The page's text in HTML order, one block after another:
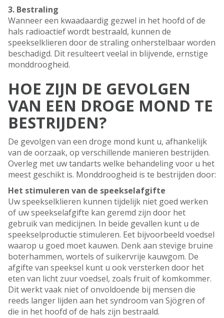
3. Bestraling
Wanneer een kwaadaardig gezwel in het hoofd of de
hals radioactief wordt bestraald, kunnen de
speekselklieren door de straling onherstelbaar worden
beschadigd. Dit resulteert veelal in blijvende, ernstige
monddroogheid.
HOE ZIJN DE GEVOLGEN
VAN EEN DROGE MOND TE
BESTRIJDEN?
De gevolgen van een droge mond kunt u, afhankelijk
van de oorzaak, op verschillende manieren bestrijden.
Overleg met uw tandarts welke behandeling voor u het
meest geschikt is. Monddroogheid is te bestrijden door:
Het stimuleren van de speekselafgifte
Uw speekselklieren kunnen tijdelijk niet goed werken
of uw speekselafgifte kan geremd zijn door het
gebruik van medicijnen. In beide gevallen kunt u de
speekselproductie stimuleren. Eet bijvoorbeeld voedsel
waarop u goed moet kauwen. Denk aan stevige bruine
boterhammen, wortels of suikervrije kauwgom. De
afgifte van speeksel kunt u ook versterken door het
eten van licht zuur voedsel, zoals fruit of komkommer.
Dit werkt vaak niet of onvoldoende bij mensen die
reeds langer lijden aan het syndroom van Sjögren of
die in het hoofd of de hals zijn bestraald.